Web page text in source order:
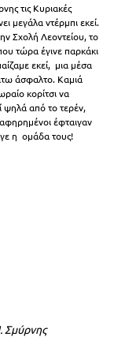
τις Κυριακές
μεγάλα ντέρμπι εκεί.
Σχολή Λεοντείου, το
τώρα έγινε παρκάκι
εκεί,  μια μέσα
άσφαλτο. Καμιά
κορίτσι να
ψηλά από το τερέν,
έφταιγαν
η  ομάδα τους!
Σμύρνης